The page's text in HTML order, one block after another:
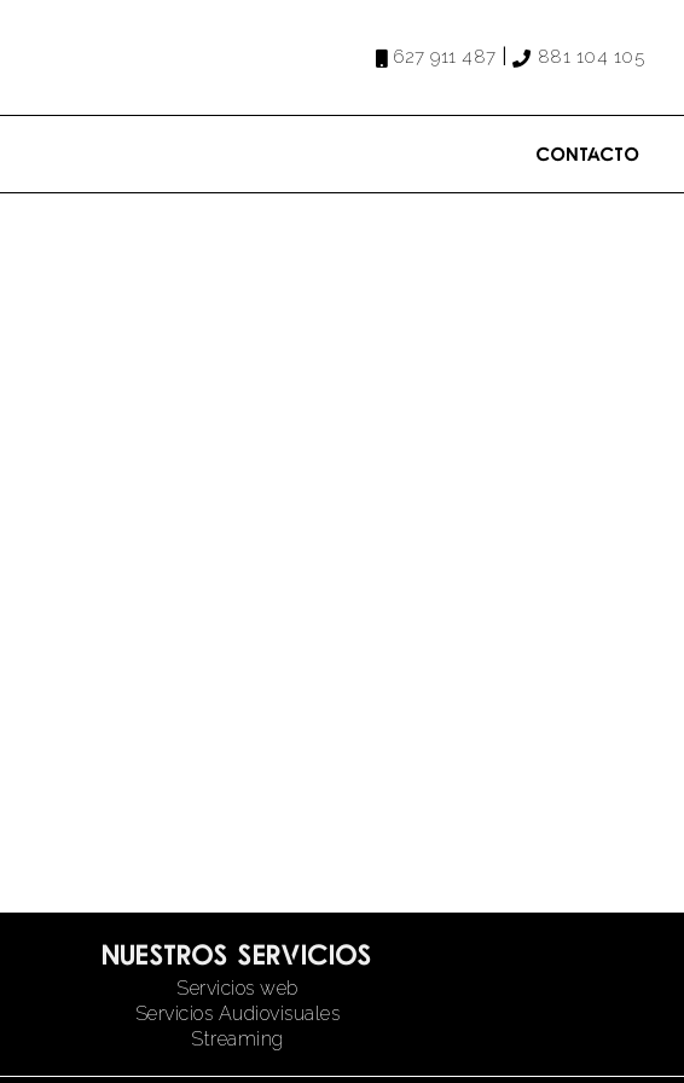
627 911 487 881 104 105
Contacto
Nuestros servicios
Servicios web
Servicios Audiovisuales
Streaming